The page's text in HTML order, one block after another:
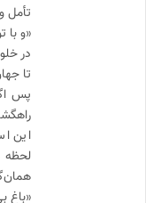
تأمل
«و با
در
تا
پس
این
لحظه
«باغ